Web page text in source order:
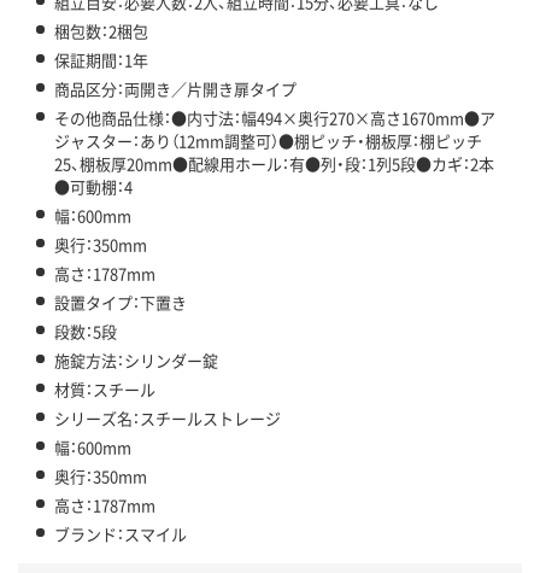
梱包数：2梱包
保証期間：1年
商品区分：両開き／片開き扉タイプ
その他商品仕様：●内寸法：幅494×奥行270×高さ1670mm●ア
ジャスター：あり（12mm調整可）●棚ピッチ・棚板厚：棚ピッチ
25、棚板厚20mm●配線用ホール：有●列・段：1列5段●カギ：2本
●可動棚：4
幅：600mm
奥行：350mm
高さ：1787mm
設置タイプ：下置き
段数：5段
施錠方法：シリンダー錠
材質：スチール
シリーズ名：スチールストレージ
幅：600mm
奥行：350mm
高さ：1787mm
ブランド：スマイル